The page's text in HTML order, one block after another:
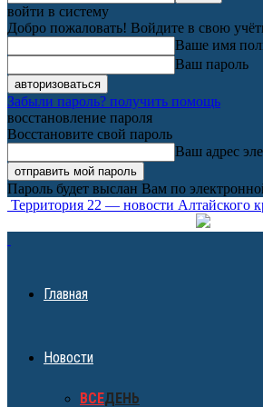
войти в систему
Добро пожаловать! Войдите в свою
Ваше имя
Ваш пароль
Забыли пароль? получить помощь
восстановление пароля
Восстановите свой пароль
Ваш адрес
Пароль будет выслан Вам по
Территория 22 — новости Алтайского
Главная
Новости
ВСЕДЕНЬ